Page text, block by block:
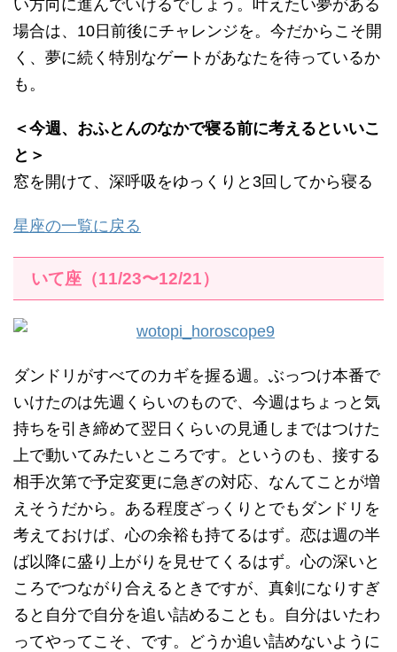
い方向に進んでいけるでしょう。叶えたい夢がある
場合は、10日前後にチャレンジを。今だからこそ開
く、夢に続く特別なゲートがあなたを待っているか
も。
＜今週、おふとんのなかで寝る前に考えるといいこ
と＞
窓を開けて、深呼吸をゆっくりと3回してから寝る
星座の一覧に戻る
いて座（11/23〜12/21）
ダンドリがすべてのカギを握る週。ぶっつけ本番で
いけたのは先週くらいのもので、今週はちょっと気
持ちを引き締めて翌日くらいの見通しまではつけた
上で動いてみたいところです。というのも、接する
相手次第で予定変更に急ぎの対応、なんてことが増
えそうだから。ある程度ざっくりとでもダンドリを
考えておけば、心の余裕も持てるはず。恋は週の半
ば以降に盛り上がりを見せてくるはず。心の深いと
ころでつながり合えるときですが、真剣になりすぎ
ると自分で自分を追い詰めることも。自分はいたわ
ってやってこそ、です。どうか追い詰めないように